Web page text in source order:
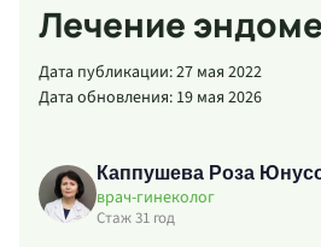
Лечение
Дата публикации: 27 мая 2022
Дата обновления: 19 мая 2026
Каппушева Роза
врач-гинеколог
Стаж 31 год